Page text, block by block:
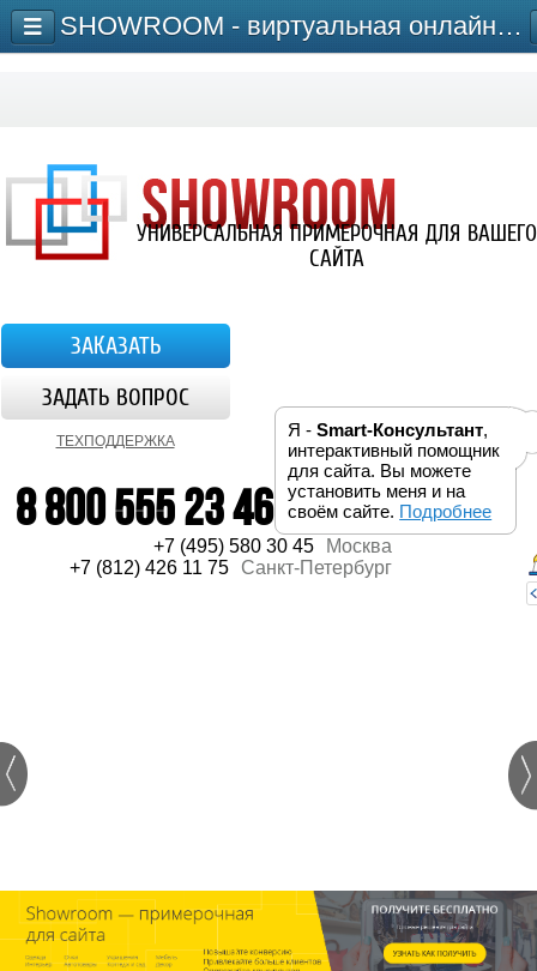
Я -Smart-Консультант,
интерактивный помощник
для сайта. Вы можете
установить меня и на
своём сайте. Подробнее
УНИВЕРСАЛЬНАЯ ПРИМЕРОЧНАЯ ДЛЯ ВАШЕГО
САЙТА
ЗАКАЗАТЬ
ЗАДАТЬ ВОПРОС
ТЕХПОДДЕРЖКА
8 800 555 23 46
+7 (495) 580 30 45
Москва
+7 (812) 426 11 75
Санкт-Петербург
SHOWROOM - виртуальная онлайн-примерочная для сайта